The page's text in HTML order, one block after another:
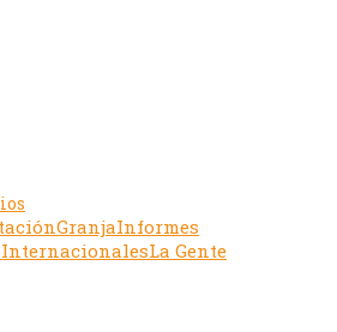
GranjaInformes
InternacionalesLa Gente